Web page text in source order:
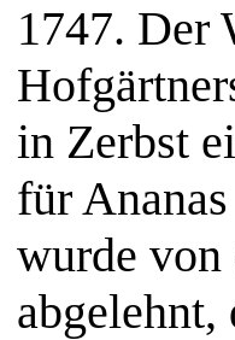
1747. Der
in Zerbst
für
wurde